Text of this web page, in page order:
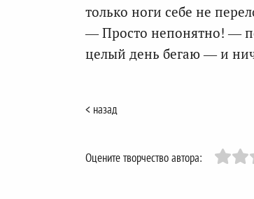
только ноги себе не
— Просто непонятно! —
целый день бегаю — и
< назад
Оцените творчество автора: